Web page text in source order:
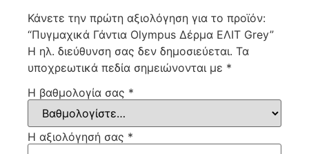
Κάνετε την πρώτη αξιολόγηση για το προϊόν:
“Πυγμαχικά Γάντια Olympus Δέρμα ΕΛΙΤ Grey”
Η ηλ. διεύθυνση σας δεν δημοσιεύεται. Τα
υποχρεωτικά πεδία σημειώνονται με *
Η βαθμολογία σας *
Η αξιολόγησή σας *